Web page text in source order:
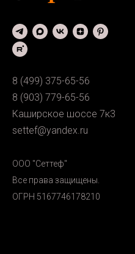
8 (499) 375-65-56
8 (903) 779-65-56
Каширское шоссе 7к3
settef@yandex.ru
ООО "Сеттеф"
Все права защищены.
ОГРН 5167746178210